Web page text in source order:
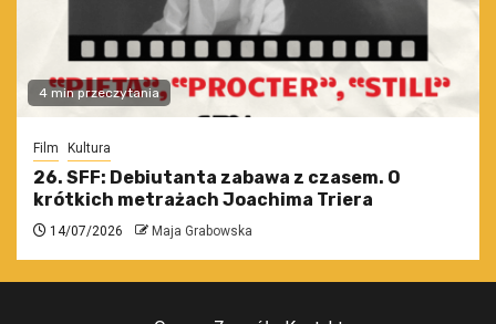
4 min przeczytania
Film Kultura
26. SFF: Debiutanta zabawa z czasem. O
krótkich metrażach Joachima Triera
14/07/2026 Maja Grabowska